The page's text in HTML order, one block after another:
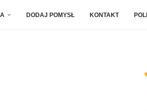
DODAJ POMYSŁ KONTAKT